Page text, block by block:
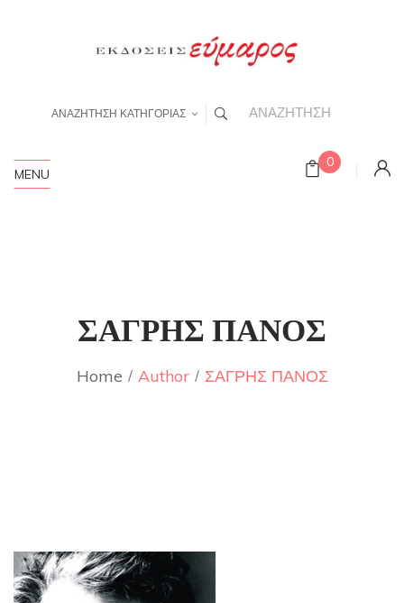
ΑΝΑΖΗΤΗΣΗ ΚΑΤΗΓΟΡΙΑΣ
0
MENU
ΣΑΓΡΗΣ ΠΑΝΟΣ
Home Author ΣΑΓΡΗΣ ΠΑΝΟΣ